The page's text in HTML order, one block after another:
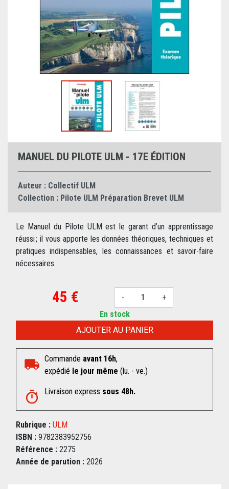
MANUEL DU PILOTE ULM - 17E ÉDITION
Auteur : Collectif ULM
Collection : Pilote ULM Préparation Brevet ULM
Le Manuel du Pilote ULM est le garant d’un apprentissage
réussi ; il vous apporte les données théoriques, techniques et
pratiques indispensables, les connaissances et savoir-faire
nécessaires.
45 € - +
AJOUTER AU PANIER
En stock
Commande avant 16h,
expédié le jour même (lu. - ve.)
Livraison express sous 48h.
Rubrique : ULM
ISBN : 9782383952756
Référence : 2275
Année de parution : 2026